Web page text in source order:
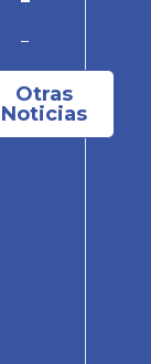
–
Otras
Noticias